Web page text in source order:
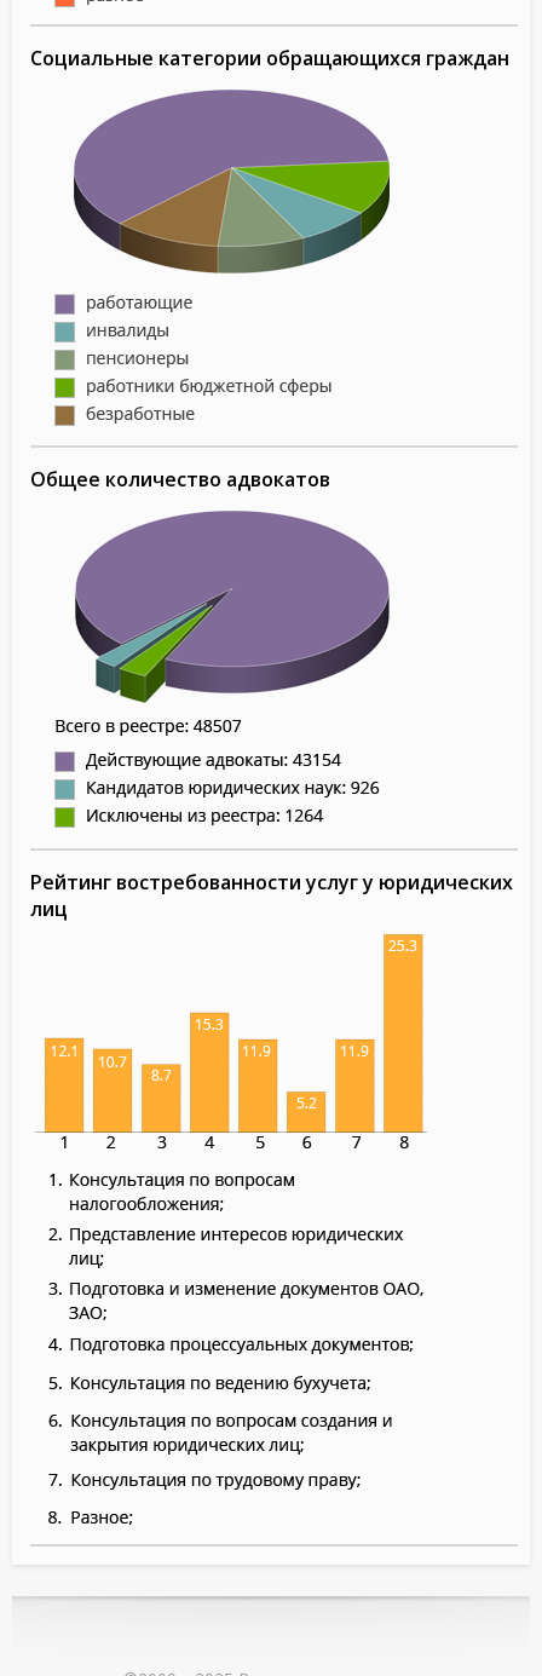
Социальные категории обращающихся граждан
Общее количество адвокатов
Рейтинг востребованности услуг у юридических
лиц